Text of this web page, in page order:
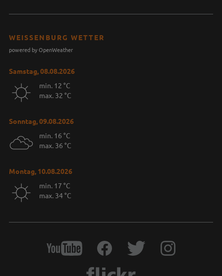
WEISSENBURG WETTER
powered by OpenWeather
Samstag, 08.08.2026
min. 12 °C
max. 32 °C
Sonntag, 09.08.2026
min. 16 °C
max. 36 °C
Montag, 10.08.2026
min. 17 °C
max. 34 °C